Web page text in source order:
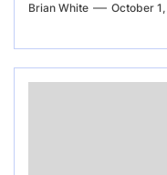
Brian White October